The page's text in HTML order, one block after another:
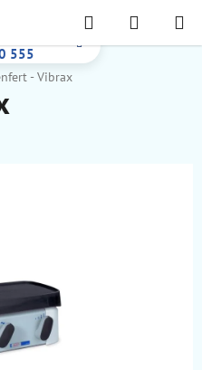
555
Hľadať
KOŠÍK
- Vibrax